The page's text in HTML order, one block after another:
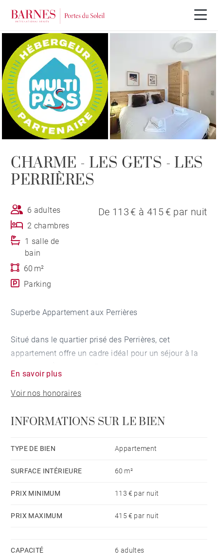
CHARME - LES GETS - LES
PERRIÈRES
6 adultes
2 chambres
1 salle de
bain
60 m²
Parking
De 113 € à 415 € par nuit
Superbe Appartement aux Perrières
Situé dans le quartier prisé des Perrières, cet
appartement offre un cadre idéal pour un séjour à la
permet un accès rapide aux remontées mécaniques
tout en offrant un environnement calme et agréable.
Avec sa grande terrasse, il propose un magnifique
moments de détente en plein air. L’intérieur chaleureux
accueillir jusqu’à 6 personnes.
en montagne ou simplement pour se ressourcer, cet
séjour réussi.
En savoir plus
Voir nos honoraires
INFORMATIONS SUR LE BIEN
TYPE DE BIEN Appartement
SURFACE INTÉRIEURE 60 m²
PRIX MINIMUM 113 € par nuit
PRIX MAXIMUM 415 € par nuit
CAPACITÉ 6 adultes